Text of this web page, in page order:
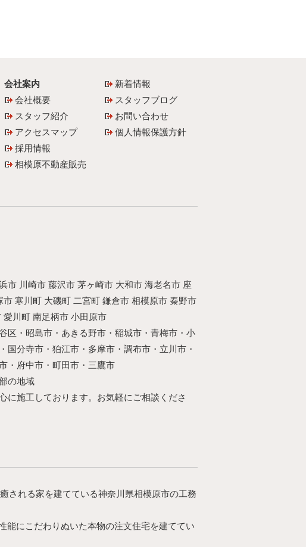
会社案内
会社概要
スタッフ紹介
アクセスマップ
採用情報
相模原不動産販売
新着情報
スタッフブログ
お問い合わせ
個人情報保護方針
市 川崎市 藤沢市 茅ヶ崎市 大和市 海老名市 座
市 寒川町 大磯町 二宮町 鎌倉市 相模原市 秦野市
愛川町 南足柄市 小田原市
区・昭島市・あきる野市・稲城市・青梅市・小
国分寺市・狛江市・多摩市・調布市・立川市・
・府中市・町田市・三鷹市
の地域
に施工しております。お気軽にご相談くださ
される家を建てている神奈川県相模原市の工務
能にこだわりぬいた本物の注文住宅を建ててい